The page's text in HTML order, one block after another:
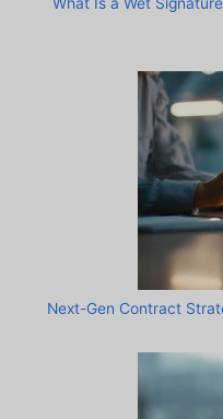
Next-Gen Contract